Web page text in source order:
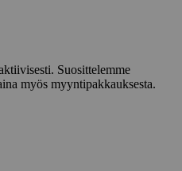
Suosittelemme
myös myyntipakkauksesta.